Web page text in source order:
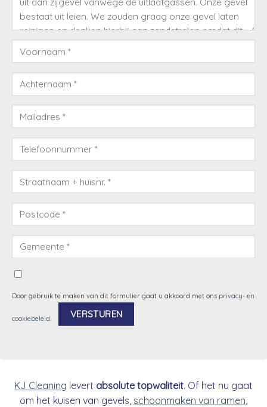
Door gebruik te maken van dit formulier gaat u akkoord met ons privacy- en
cookiebeleid.
KJ Cleaning levert absolute topwaliteit. Of het nu gaat
om het kuisen van gevels, schoonmaken van ramen